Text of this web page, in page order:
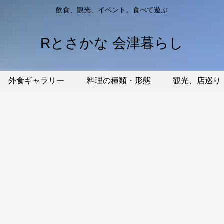
飲食、観光、イベント。食べて遊ぶ
Rとさかな 会津暮らし
外食ギャラリー 料理の種類・形態 観光、店巡り